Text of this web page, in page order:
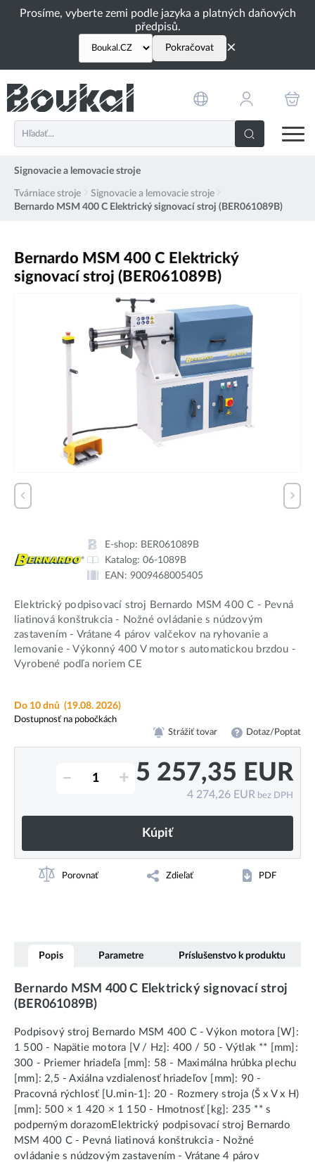
Prosíme, vyberte zemi podle jazyka a platných daňových
předpisů.
Pokračovat ×
Signovacie a lemovacie stroje
Tvárniace stroje
Signovacie a lemovacie stroje
Bernardo MSM 400 C Elektrický signovací stroj (BER061089B)
Bernardo MSM 400 C Elektrický
signovací stroj (BER061089B)
E-shop: BER061089B
Katalog: 06-1089B
EAN: 9009468005405
Elektrický podpisovací stroj Bernardo MSM 400 C - Pevná
liatinová konštrukcia - Nožné ovládanie s núdzovým
zastavením - Vrátane 4 párov valčekov na ryhovanie a
lemovanie - Výkonný 400 V motor s automatickou brzdou -
Vyrobené podľa noriem CE
Do 10 dnů (19.08. 2026)
Dostupnosť na pobočkách
Strážiť tovar Dotaz/Poptat
– + 5 257,35 EUR
4 274,26 EUR bez DPH
Kúpiť
Porovnať Zdieľať PDF
Popis Parametre Príslušenstvo k produktu
Bernardo MSM 400 C Elektrický signovací stroj
(BER061089B)
Podpisový stroj Bernardo MSM 400 C - Výkon motora [W]:
1 500 - Napätie motora [V / Hz]: 400 / 50 - Výtlak ** [mm]:
300 - Priemer hriadeľa [mm]: 58 - Maximálna hrúbka plechu
[mm]: 2,5 - Axiálna vzdialenosť hriadeľov [mm]: 90 -
Pracovná rýchlosť [U.min-1]: 20 - Rozmery stroja (Š x V x H)
[mm]: 500 × 1 420 × 1 150 - Hmotnosť [kg]: 235 ** s
podperným dorazomElektrický podpisovací stroj Bernardo
MSM 400 C - Pevná liatinová konštrukcia - Nožné
ovládanie s núdzovým zastavením - Vrátane 4 párov